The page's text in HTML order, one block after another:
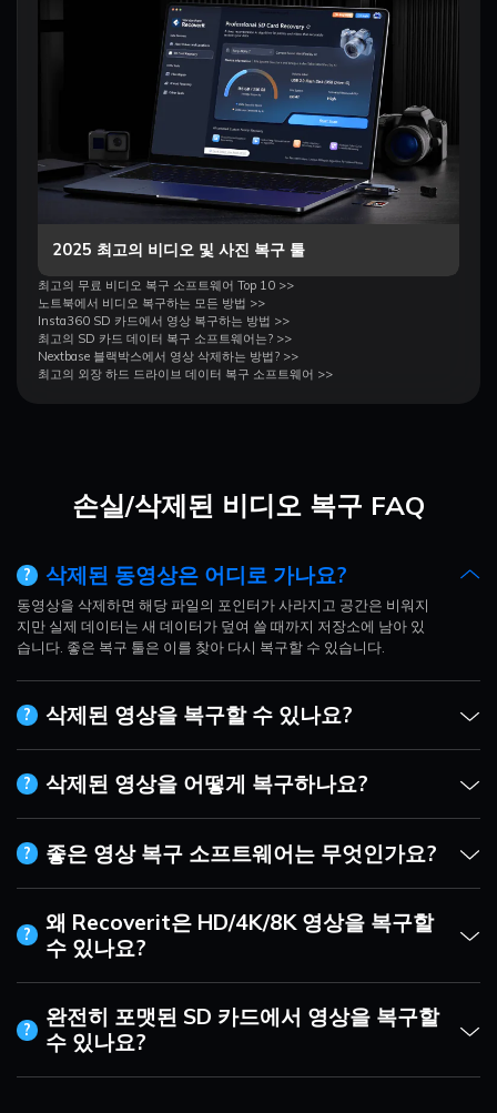
2025 최고의 비디오 및 사진 복구 툴
최고의 무료 비디오 복구 소프트웨어 Top 10 >>
노트북에서 비디오 복구하는 모든 방법 >>
Insta360 SD 카드에서 영상 복구하는 방법 >>
최고의 SD 카드 데이터 복구 소프트웨어는? >>
Nextbase 블랙박스에서 영상 삭제하는 방법? >>
최고의 외장 하드 드라이브 데이터 복구 소프트웨어 >>
손실/삭제된 비디오 복구 FAQ
? 삭제된 동영상은 어디로 가나요?
동영상을 삭제하면 해당 파일의 포인터가 사라지고 공간은 비워지
지만 실제 데이터는 새 데이터가 덮여 쓸 때까지 저장소에 남아 있
습니다. 좋은 복구 툴은 이를 찾아 다시 복구할 수 있습니다.
? 삭제된 영상을 복구할 수 있나요?
? 삭제된 영상을 어떻게 복구하나요?
? 좋은 영상 복구 소프트웨어는 무엇인가요?
?
왜 Recoverit은 HD/4K/8K 영상을 복구할
수 있나요?
?
완전히 포맷된 SD 카드에서 영상을 복구할
수 있나요?